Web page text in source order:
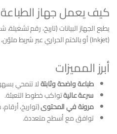
كيف يعمل جهاز
يطبع الجهاز البيانات (تاريخ، رقم
(Inkjet) أو بالختم الحراري عبر شريط ملوّن، بسرعة تواكب خط الإنتاج.
أبرز المميزات
طباعة واضحة وثابتةلا تنمحي
سرعة عاليةتواكب خطوط التعبئة.
مرونة في المحتوى(تواريخ،
توافق مع أسطح متعددة.